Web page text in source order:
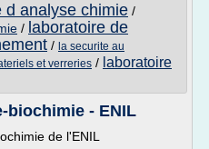
d analyse chimie /
/ laboratoire de
/ la securite au
et verreries / laboratoire
biochimie - ENIL
de l'ENIL